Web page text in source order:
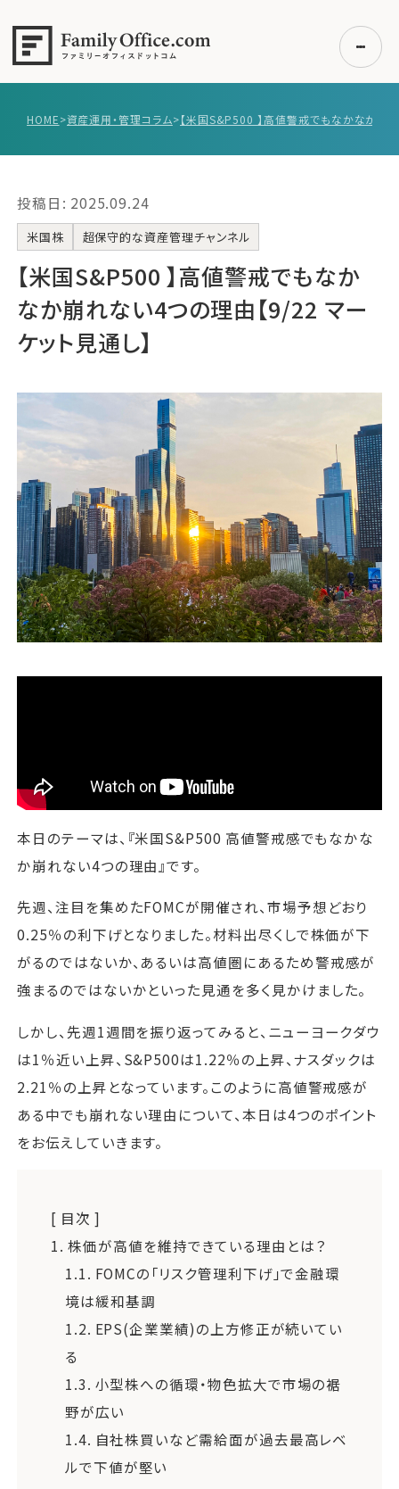
事例紹介
エキスパート一覧
無料講座
コラム
利用者の声
運営会社
ファミリーオフィスとは
関連書籍
メールマガジン登録
よくある質問
HOME>資産運用・管理コラム>
投稿日: 2025.09.24
米国株 超保守的な資産管理チャンネル
【米国S&P500 】高値警戒でもなか
なか崩れない4つの理由【9/22 マー
ケット見通し】
本日のテーマは、『米国S&P500 高値警戒感でもなかな
か崩れない4つの理由』です。
先週、注目を集めたFOMCが開催され、市場予想どおり
0.25％の利下げとなりました。材料出尽くしで株価が下
がるのではないか、あるいは高値圏にあるため警戒感が
強まるのではないかといった見通を多く見かけました。
しかし、先週1週間を振り返ってみると、ニューヨークダウ
は1％近い上昇、S&P500は1.22％の上昇、ナスダックは
2.21％の上昇となっています。このように高値警戒感が
ある中でも崩れない理由について、本日は4つのポイント
をお伝えしていきます。
[ 目次 ]
1. 株価が高値を維持できている理由とは？
1.1. FOMCの「リスク管理利下げ」で金融環
境は緩和基調
1.2. EPS(企業業績)の上方修正が続いてい
る
1.3. 小型株への循環・物色拡大で市場の裾
野が広い
1.4. 自社株買いなど需給面が過去最高レベ
ルで下値が堅い